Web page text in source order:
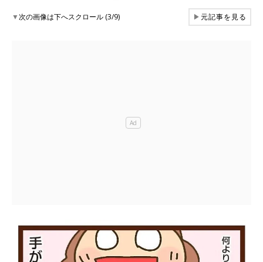
▼次の画像は下へスクロール (3/9) ▶元記事を見る